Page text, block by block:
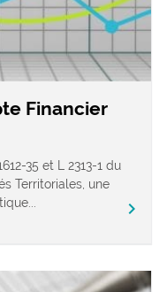
Financier
35 et L 2313-1 du
Territoriales, une
chevron_right